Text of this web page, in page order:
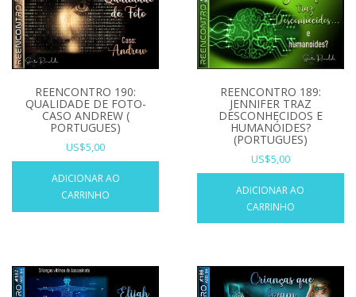
REENCONTRO 190:
QUALIDADE DE FOTO-
CASO ANDREW (
PORTUGUES)
US$5,00
ADICIONAR AO
CARRINHO
REENCONTRO 189:
JENNIFER TRAZ
DESCONHECIDOS E
HUMANÓIDES?
(PORTUGUES)
US$5,00
ADICIONAR AO
CARRINHO